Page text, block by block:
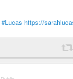
#Lucas https://